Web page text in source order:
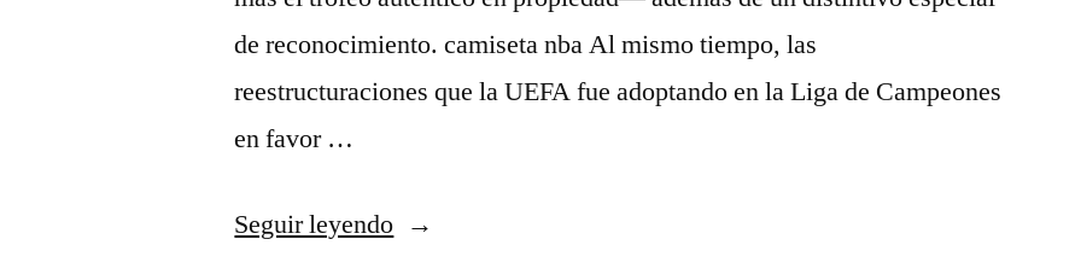
de reconocimiento. camiseta nba Al mismo tiempo, las
reestructuraciones que la UEFA fue adoptando en la Liga de Campeones
en favor …
Seguir leyendo«Tienda